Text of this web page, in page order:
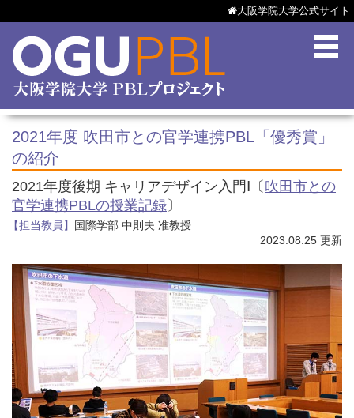
大阪学院大学公式サイト
2021年度 吹田市との官学連携PBL「優秀賞」
の紹介
2021年度後期 キャリアデザイン入門Ⅰ〔 吹田市との
官学連携PBLの授業記録 〕
【担当教員】
国際学部 中則夫 准教授
2023.08.25 更新